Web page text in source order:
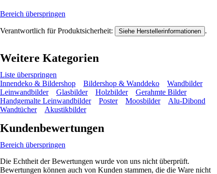
Bereich überspringen
Verantwortlich für Produktsicherheit: Siehe Herstellerinformationen .
Weitere Kategorien
Liste überspringen
Innendeko & Bildershop
Bildershop & Wanddeko
Wandbilder
Leinwandbilder
Glasbilder Holzbilder
Gerahmte Bilder
Handgemalte Leinwandbilder
Poster Moosbilder
Alu-Dibond
Wandtücher
Akustikbilder
Kundenbewertungen
Bereich überspringen
Die Echtheit der Bewertungen wurde von uns nicht überprüft.
Bewertungen können auch von Kunden stammen, die die Ware nicht